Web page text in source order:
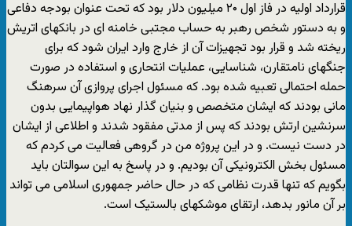
قرارداد اولیه در فاز اول ۲۰ میلیون دلار بود که تحت عنوان بودجه دفاعی
و به دستور شخص رهبر به حساب مجتبی خامنه ای در بانکهای اتریش
ریخته شد و قرار بود تجهیزات آن از خارج وارد ایران شود که برای
جنگهای نامتقارن، شناسایی، عملیات انتحاری و استفاده در صورت
حمله احتمالی تعبیه شده بود. که مسئول اجرای پروازی آن سرهنگ
مانی بودند که ایشان متخصص و بنیان گذار نهاد هواپیمایی بدون
سرنشین ارتش بودند که پس از مدتی مفقود شدند و اطلاعی از ایشان
در دست نیست. و در این پروژه من در گروهی فعالیت می کردم که
مسئول بخش الکترونیکی آن بودیم. و در پاسخ به این سوالتان باید
بگویم که تنها قدرت نظامی که در حال حاضر جمهوری اسلامی می تواند
بر آن مانور بدهد، ارتقای موشکهای بالستیک است.